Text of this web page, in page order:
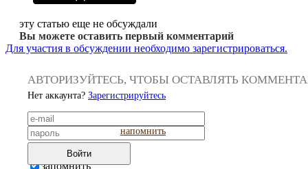
эту статью еще не обсуждали
Вы можете оставить первый комментарий
Для участия в обсуждении необходимо зарегистрироваться.
АВТОРИЗУЙТЕСЬ, ЧТОБЫ ОСТАВЛЯТЬ
Нет аккаунта? Зарегистрируйтесь
напомнить
Войти
запомнить